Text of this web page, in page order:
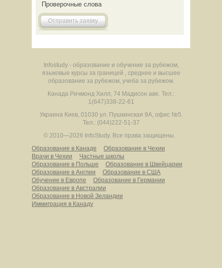
Проверочные слова
Отправить заявку
Infostudy - образование и обучение за рубежом,
языковые курсы за границей , среднее и высшее
образование за рубежом, учеба за рубежом.
Канада Ричмонд Хилл, 74 Мадисон аве. Тел.:
1(647)338-22-61
Украина Киев, 01030 ул. Пушкинская 9А, офис №5.
Тел.: (044)222-51-37
© 2010—2026 InfoStudy. Все права защищены.
Образование в Канаде
Образование в Чехии
Врачи в Чехии
Частные школы
Образование в Польше
Образование в Швейцарии
Образование в Англии
Образование в США
Обучение в Европе
Образование в Германии
Образование в Австралии
Образование в Новой Зеландии
Иммиграция в Канаду